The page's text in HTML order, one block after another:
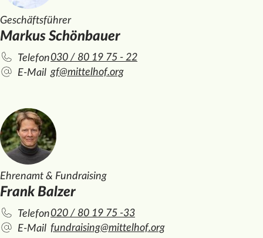
Geschäftsführer
Markus Schönbauer
Telefon030 / 80 19 75 - 22
E-Mail gf@mittelhof.org
Ehrenamt & Fundraising
Frank Balzer
Telefon020 / 80 19 75 -33
E-Mail fundraising@mittelhof.org